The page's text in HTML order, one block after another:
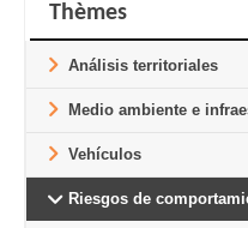
Thèmes
Análisis territoriales
Medio ambiente e
Vehículos
Riesgos de